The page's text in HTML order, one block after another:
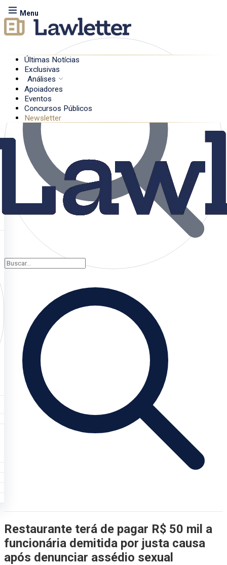
Menu
Últimas Notícias
Exclusivas
Análises
Apoiadores
Eventos
Concursos Públicos
Newsletter
Restaurante terá de pagar R$ 50 mil a
funcionária demitida por justa causa
após denunciar assédio sexual